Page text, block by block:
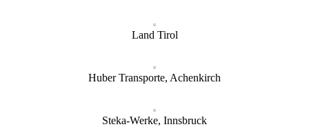
Land Tirol
Huber Transporte, Achenkirch
Steka-Werke, Innsbruck